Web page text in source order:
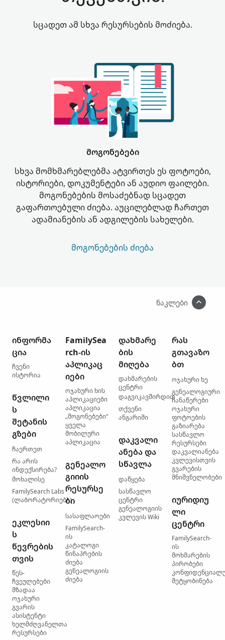
სცადეთ ამ სხვა რესურსების მოძიება.
მოგონებები
სხვა მომხმარებლებმა ატვირთეს ეს ფოტოები,
ისტორიები, დოკუმენტები ან აუდიო ფაილები.
მოგონებების მოსაძებნად სცადეთ
გაფართოებული ძიება. აუცილებლად ჩართეთ
ადამიანების ან ადგილების სახელები.
ᲛᲝᲒᲝᲜᲔᲑᲔᲑᲘᲡ ᲫᲘᲔᲑᲐ
ნაკლები
ინფორმა
ცია
ჩვენი
ისტორია
წვლილი
ს
შეტანის
გზები
ჩაერთეთ
რა არის
ინდექსირება?
მოხალისე
FamilySearch Labs
(ლაბორატორიები)
ეკლესიი
ს
წევრების
თვის
წეს-
ჩვეულებები
მზადაა
ოჯახური
გვარის
ასისტენტი
ხელმძღვანელთა
რესურსები
FamilySea
rch-ის
აპლიკაც
იები
ოჯახური ხის
აპლიკაციები
აპლიკაცია
„მოგონებები“
ყველა
მობილური
აპლიკაცია
გენეალო
გიიის
რესურსე
ბი
სასაფლაოები
FamilySearch-
ის
კატალოგი
წინაპრების
ძიება
გენეალოგიის
ძიება
დახმარე
ბის
მიღება
დახმარების
ცენტრი
დაგვიკავშირდით
თქვენი
ანგარიში
დაკვალი
ანება და
სწავლა
დაწყება
სასწავლო
ცენტრი
გენეალოგიის
კვლევის Wiki
რას
გთავაზო
ბთ
ოჯახური ხე
გენეალოგიური
ჩანაწერები
ოჯახური
ფოტოების
გაზიარება
სასწავლო
რესურსები
დაკვალიანება
კვლევისთვის
გვარების
მნიშვნელობები
იურიდიუ
ლი
ცენტრი
FamilySearch-
ის
მოხმარების
პირობები
შეტყობინება